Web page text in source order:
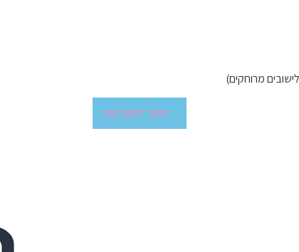
הוסף למועדפים